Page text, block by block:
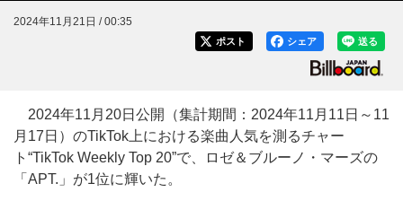
2024年11月21日 / 00:35
送る
シェア
ポスト
2024年11月20日公開（集計期間：2024年11月11日～11
月17日）のTikTok上における楽曲人気を測るチャー
ト“TikTok Weekly Top 20”で、ロゼ＆ブルーノ・マーズの
「APT.」が1位に輝いた。